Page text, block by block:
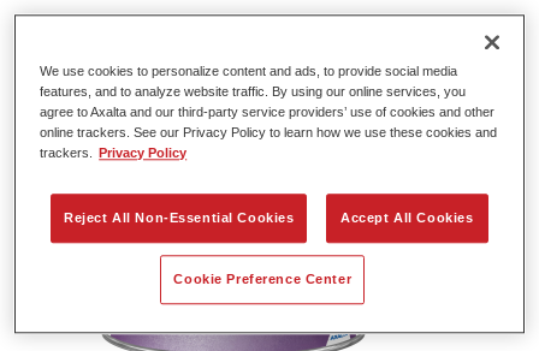
We use cookies to personalize content and ads, to provide social media
features, and to analyze website traffic. By using our online services, you
agree to Axalta and our third-party service providers’ use of cookies and other
online trackers. See our Privacy Policy to learn how we use these cookies and
trackers.
Privacy Policy
Reject All Non-Essential Cookies Accept All Cookies
Cookie Preference Center